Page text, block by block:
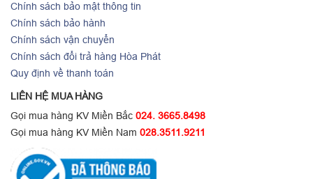
Chính sách bảo mật thông tin
Chính sách bảo hành
Chính sách vận chuyển
Chính sách đổi trả hàng Hòa Phát
Quy định về thanh toán
LIÊN HỆ MUA HÀNG
Gọi mua hàng KV Miền Bắc 024. 3665.8498
Gọi mua hàng KV Miền Nam 028.3511.9211